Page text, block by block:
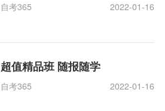
自考365 2022-01-16
超值精品班 随报随学
自考365 2022-01-16